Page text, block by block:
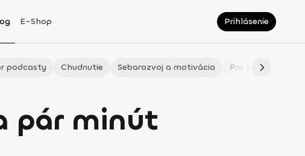
E-Shop Prihlásenie
podcasty Chudnutie Sebarozvoj a motivácia Pre fitmaminky
pár minút